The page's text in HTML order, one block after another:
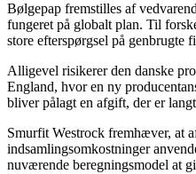
Bølgepap fremstilles af
fungeret på globalt plan. Til
store efterspørgsel på genbrugte
Alligevel risikerer den danske
England, hvor en ny
bliver pålagt en afgift, der er
Smurfit Westrock fremhæver, at
indsamlingsomkostninger
nuværende beregningsmodel at